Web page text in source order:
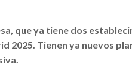
que ya tiene dos
2025. Tienen ya nuevos